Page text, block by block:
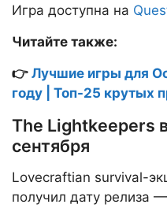
Игра доступна на
Читайте также:
👉 Лучшие игры для
году | Топ-25 крутых
The Lightkeepers
сентября
Lovecraftian survival-
получил дату релиза